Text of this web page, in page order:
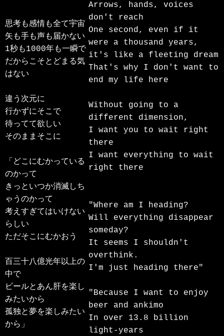
思考も感情も全て宇宙
矢も手も声も届かない
1秒も1000年も一瞬で
だからこそとどまる気
はない
違う次元に
行かずにそこで
待ってて欲しい
そのままそこに
「どこにむかっている
のかって
きっといつか消滅しち
ゃうのかって
考えすぎてはいけない
らしい
ただそこにむかおう
百三十八億光年以上の
中で
ビールとあん肝を楽し
みたいから
孤独と夢を楽しみたい
から」
Arrows, hands, voices
don't reach
One second, even if it
were a thousand years,
it's like a fleeting dream
That's why I don't want to
end my life here
Without going to a
different dimension,
I want you to wait right
there
I want everything to wait
right there
"Where am I heading?
Will everything disappear
someday?
It seems I shouldn't
overthink.
I'm just heading there"
"Because I want to enjoy
beer and ankimo
In over 13.8 billion
light-years